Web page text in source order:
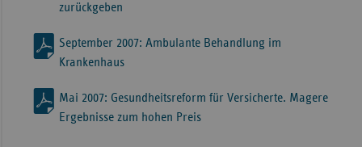
zurückgeben
September 2007: Ambulante Behandlung im
Krankenhaus
Mai 2007: Gesundheitsreform für Versicherte. Magere
Ergebnisse zum hohen Preis